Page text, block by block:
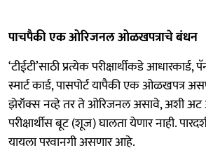
पाचपैकी एक ओरिजनल ओळखपत्राचे बंधन
‘टीईटी’साठी प्रत्येक परीक्षार्थीकडे आधारकार्ड,
स्मार्ट कार्ड, पासपोर्ट यापैकी एक
झेरॉक्स नव्हे तर ते ओरिजनल असावे, अशी अट
परीक्षार्थीस बूट (शूज) घालता येणार नाही.
यायला परवानगी असणार आहे.